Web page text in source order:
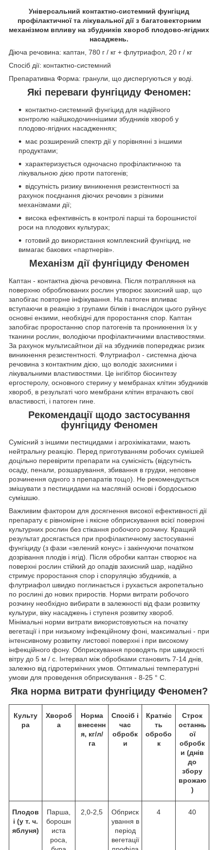
Універсальний контактно-системний фунгіцид
профілактичної та лікувальної дії з багатовекторним
механізмом впливу на збудників хвороб плодово-ягідних
насаджень.
Діюча речовина: каптан, 780 г / кг + флутриафол, 20 г / кг
Спосіб дії: контактно-системний
Препаративна Форма: гранули, що диспергуються у воді.
Які переваги фунгіциду Феномен:
контактно-системний фунгіцид для надійного
контролю найшкодочиннішими збудників хвороб у
плодово-ягідних насадженнях;
має розширений спектр дії у порівнянні з іншими
продуктами;
характеризується одночасно профілактичною та
лікувальною дією проти патогенів;
відсутність ризику виникнення резистентності за
рахунок поєднання діючих речовин з різними
механізмами дії;
висока ефективність в контролі парші та борошнистої
роси на плодових культурах;
готовий до використання комплексний фунгіцид, не
вимагає бакових «партнерів».
Механізм дії фунгіциду Феномен
Каптан - контактна діюча речовина. Після потрапляння на
поверхню оброблюваних рослин утворює захисний шар, що
запобігає повторне інфікування. На патоген впливає
вступаючи в реакцію з групами білків і внаслідок цього руйнує
основні ензими, необхідні для проростання спор. Каптан
запобігає проростанню спор патогенів та проникнення їх у
тканини рослин, володіючи профілактичними властивостями.
За рахунок мультисайтнои дії на збудників попереджає ризик
виникнення резистентності. Флутриафол - системна діюча
речовина з контактним дією, що володіє захисними і
лікувальними властивостями. Це інгібітор біосинтезу
ергостеролу, основного стерину у мембранах клітин збудників
хвороб, в результаті чого мембрани клітин втрачають свої
властивості, і патоген гине.
Рекомендації щодо застосування
фунгіциду Феномен
Сумісний з іншими пестицидами і агрохімікатами, мають
нейтральну реакцію. Перед приготуванням робочих сумішей
доцільно перевірити препарати на сумісність (відсутність
осаду, пенали, розшарування, збивання в грудки, неповне
розчинення одного з препаратів тощо). Не рекомендується
змішувати з пестицидами на масляній основі і бордоською
сумішшю.
Важливим фактором для досягнення високої ефективності дії
препарату є рівномірне і якісне обприскування всієї поверхні
культурних рослин без стікання робочого розчину. Кращий
результат досягається при профілактичному застосуванні
фунгіциду (з фази «зелений конус» і закінчуючи початком
дозрівання плодів і ягід). Після обробки каптан створює на
поверхні рослин стійкий до опадів захисний шар, надійно
стримує проростання спор і споруляцію збудників, а
флутриафол швидко поглинається і рухається акропетально
по рослині до нових приростів. Норми витрати робочого
розчину необхідно вибирати в залежності від фази розвитку
культури, віку насаджень і ступеня розвитку хвороб.
Мінімальні норми витрати використовуються на початку
вегетації і при низькому інфекційному фоні, максимальні - при
інтенсивному розвитку листової поверхні і при високому
інфекційного фону. Обприскування проводять при швидкості
вітру до 5 м / с. Інтервал між обробками становить 7-14 днів,
залежно від гідротермічних умов. Оптимальні температурні
умови для проведення обприскування - 8-25 ° С.
Яка норма витрати фунгіциду Феномен?
Культу
ра
Хвороб
а
Норма
внесенн
я, кг/л/
га
Спосіб і
час
обробк
и
Кратніс
ть
обробо
к
Строк
останнь
ої
обробк
и (днів
до
збору
врожаю
)
Плодов
і (у т. ч.
яблуня)
Парша,
борошн
иста
роса,
2,0-2,5
Обприск
ування в
період
вегетації
4 40